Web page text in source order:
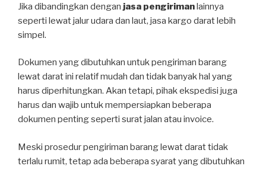
Jika dibandingkan dengan jasa pengirimanlainnya
seperti lewat jalur udara dan laut, jasa kargo darat lebih
simpel.
Dokumen yang dibutuhkan untuk pengiriman barang
lewat darat ini relatif mudah dan tidak banyak hal yang
harus diperhitungkan. Akan tetapi, pihak ekspedisi juga
harus dan wajib untuk mempersiapkan beberapa
dokumen penting seperti surat jalan atau invoice.
Meski prosedur pengiriman barang lewat darat tidak
terlalu rumit, tetap ada beberapa syarat yang dibutuhkan